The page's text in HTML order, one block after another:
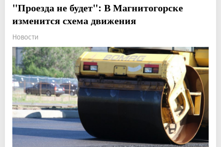
"Проезда не будет": В Магнитогорске
изменится схема движения
Новости